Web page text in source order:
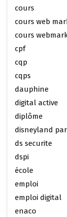
cours
cours web
cours
cpf
cqp
cqps
dauphine
digital active
diplôme
disneyland
ds securite
dspi
école
emploi
emploi digital
enaco